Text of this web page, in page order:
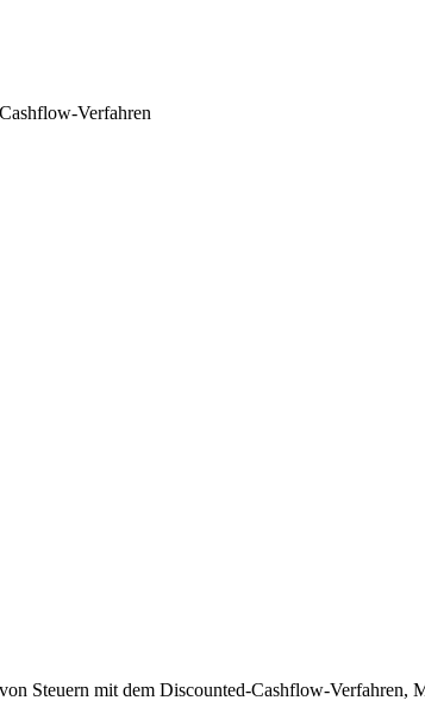
Verfahren
Steuern mit dem Discounted-Cashflow-Verfahren,